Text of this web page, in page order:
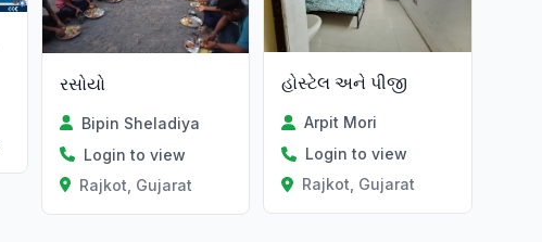
રસોયો
Bipin Sheladiya
Login to view
Rajkot, Gujarat
હોસ્ટેલ અને પીજી
Arpit Mori
Login to view
Rajkot, Gujarat